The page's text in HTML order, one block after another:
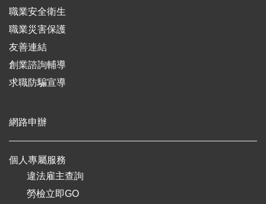
職業安全衛生
職業災害保護
友善連結
創業諮詢輔導
求職防騙宣導
網路申辦
個人專屬服務
違法雇主查詢
勞檢立即GO